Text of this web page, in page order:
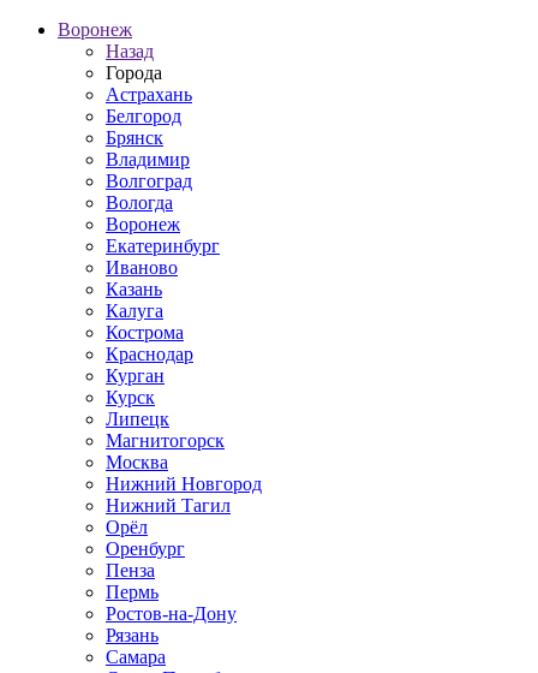
Воронеж
Назад
Города
Астрахань
Белгород
Брянск
Владимир
Волгоград
Вологда
Воронеж
Екатеринбург
Иваново
Казань
Калуга
Кострома
Краснодар
Курган
Курск
Липецк
Магнитогорск
Москва
Нижний Новгород
Нижний Тагил
Орёл
Оренбург
Пенза
Пермь
Ростов‑на‑Дону
Рязань
Самара